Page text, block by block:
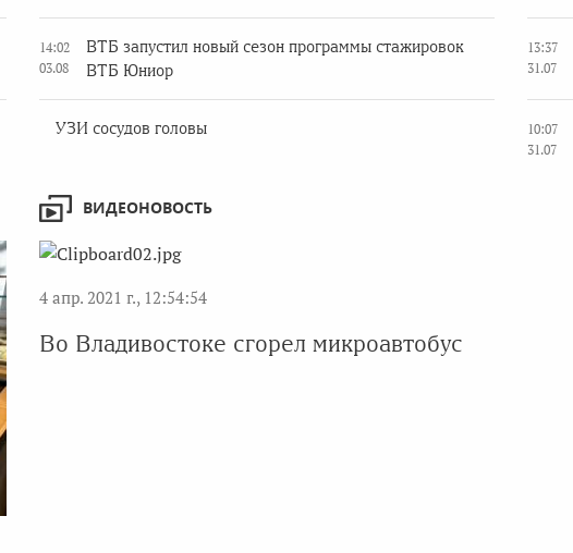
14:02
03.08
ВТБ запустил новый сезон программы стажировок
ВТБ Юниор
УЗИ сосудов головы
13:37
31.07
10:07
31.07
ВИДЕОНОВОСТЬ
4 апр. 2021 г., 12:54:54
Во Владивостоке сгорел микроавтобус